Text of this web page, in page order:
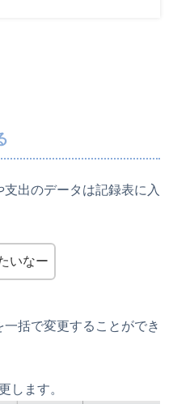
出のデータは記録表に入
いなー
括で変更することができ
します。